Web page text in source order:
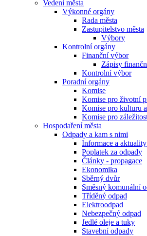
Vedení města
Výkonné orgány
Rada města
Zastupitelstvo města
Výbory
Kontrolní orgány
Finanční výbor
Zápisy
Kontrolní výbor
Poradní orgány
Komise
Komise pro životní
Komise pro kulturu
Komise pro
Hospodaření města
Odpady a kam s nimi
Informace a aktuality
Poplatek za odpady
Články - propagace
Ekonomika
Sběrný dvůr
Směsný komunální
Tříděný odpad
Elektroodpad
Nebezpečný odpad
Jedlé oleje a tuky
Stavební odpady